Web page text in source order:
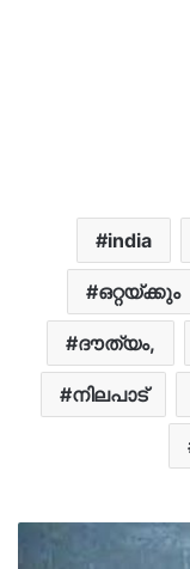
india
ഒറ്റയ്ക്കും
ദൗത്യം,
നിലപാട്